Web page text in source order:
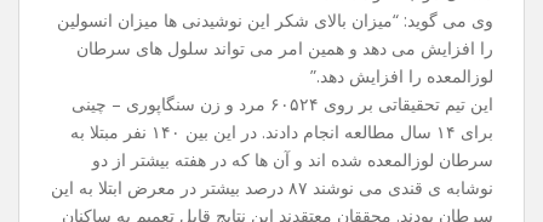
وی می‌ گوید: “میزان بالای شکر این نوشیدنی‌ ها میزان انسولین
را افزایش می‌ دهد و همین امر می ‌تواند سلول ‌های سرطان
لوزالمعده را افزایش دهد.”
این تیم تحقیقاتی بر روی ۶۰۵۲۴ مرد و زن سنگاپوری – چینی
برای ۱۴ سال مطالعه انجام دادند. در این بین ۱۴۰ نفر مبتلا به
سرطان لوزالمعده شده ‌اند و آن‌ ها که در هفته بیشتر از دو
نوشابه ی قندی می ‌نوشند ۸۷ درصد بیشتر در معرض ابتلا به این
سرطان بودند. محققان معتقدند این نتایج قابل تعمیم به ساکنان